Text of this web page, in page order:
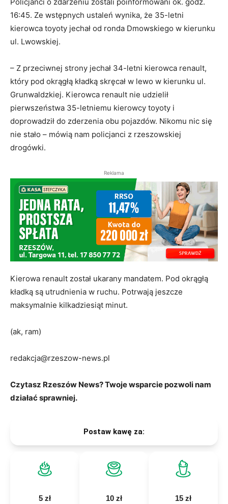
16:45. Ze wstępnych ustaleń wynika, że 35-letni
kierowca toyoty jechał od ronda Dmowskiego w kierunku
ul. Lwowskiej.
– Z przeciwnej strony jechał 34-letni kierowca renault,
który pod okrągłą kładką skręcał w lewo w kierunku ul.
Grunwaldzkiej. Kierowca renault nie udzielił
pierwszeństwa 35-letniemu kierowcy toyoty i
doprowadził do zderzenia obu pojazdów. Nikomu nic się
nie stało – mówią nam policjanci z rzeszowskiej
drogówki.
Reklama
Kierowa renault został ukarany mandatem. Pod okrągłą
kładką są utrudnienia w ruchu. Potrwają jeszcze
maksymalnie kilkadziesiąt minut.
(ak, ram)
redakcja@rzeszow-news.pl
Czytasz Rzeszów News? Twoje wsparcie pozwoli nam
działać sprawniej.
Postaw kawę za:
5 zł 10 zł 15 zł